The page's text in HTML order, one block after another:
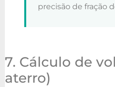
precisão de fração
7. Cálculo de
aterro)